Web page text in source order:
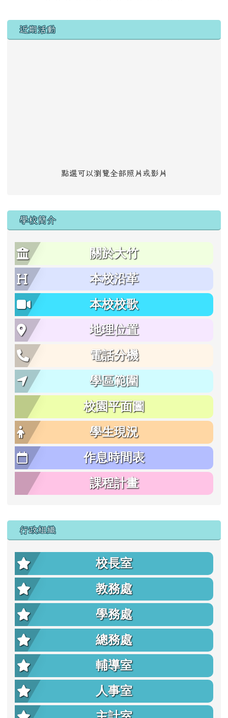
左邊區域內容
近期活動
點選可以瀏覽全部照片或影片
學校簡介
關於大竹
本校沿革
本校校歌
地理位置
電話分機
學區範圍
校園平面圖
學生現況
作息時間表
課程計畫
行政組織
校長室
教務處
學務處
總務處
輔導室
人事室